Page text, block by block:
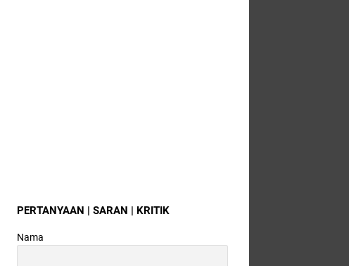
PERTANYAAN | SARAN | KRITIK
Nama